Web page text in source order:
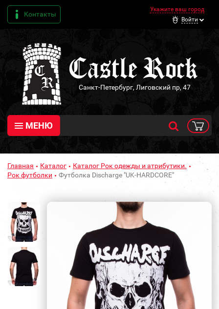
Контакты
Укажите ваш город
Войти
Санкт-Петербург, Лиговский пр, 47
МЕНЮ
Главная Каталог
Каталог Рок одежды и атрибутики.
Рок футболки
Футболка Discharge "UK-HARDCORE"